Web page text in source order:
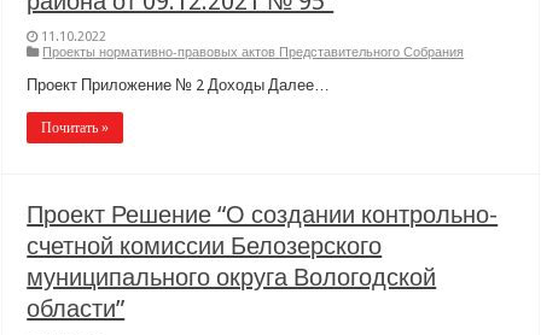
11.10.2022
Проекты нормативно-правовых актов Представительного Собрания
Проект Приложение № 2 Доходы Далее…
Почитать »
Проект Решение “О создании контрольно-
счетной комиссии Белозерского
муниципального округа Вологодской
области”